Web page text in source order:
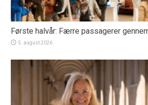
Første halvår: Færre passagerer
5. august 2026